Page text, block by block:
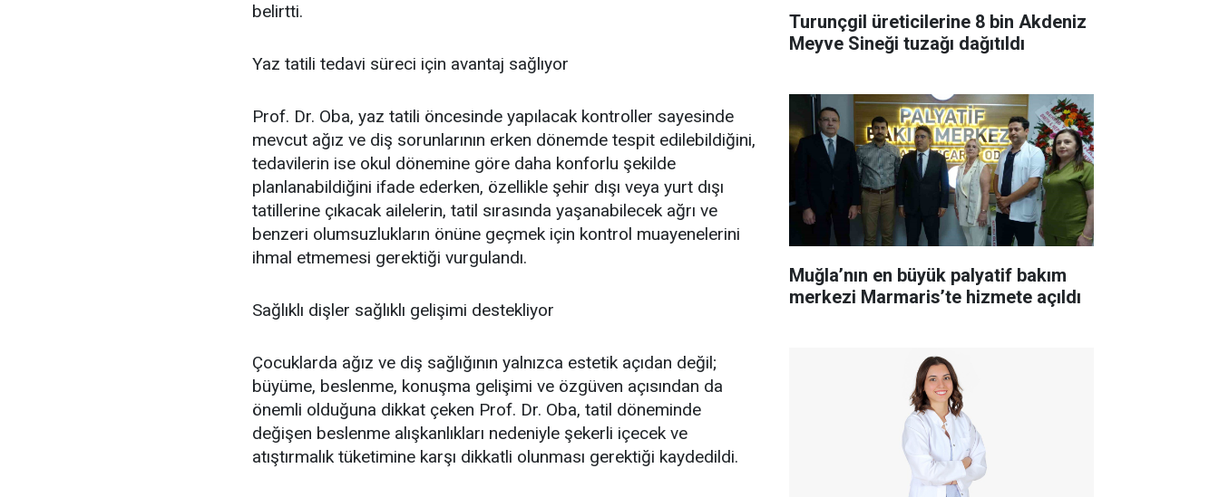
belirtti.
Yaz tatili tedavi süreci için avantaj sağlıyor
Prof. Dr. Oba, yaz tatili öncesinde yapılacak kontroller sayesinde
mevcut ağız ve diş sorunlarının erken dönemde tespit edilebildiğini,
tedavilerin ise okul dönemine göre daha konforlu şekilde
planlanabildiğini ifade ederken, özellikle şehir dışı veya yurt dışı
tatillerine çıkacak ailelerin, tatil sırasında yaşanabilecek ağrı ve
benzeri olumsuzlukların önüne geçmek için kontrol muayenelerini
ihmal etmemesi gerektiği vurgulandı.
Sağlıklı dişler sağlıklı gelişimi destekliyor
Çocuklarda ağız ve diş sağlığının yalnızca estetik açıdan değil;
büyüme, beslenme, konuşma gelişimi ve özgüven açısından da
önemli olduğuna dikkat çeken Prof. Dr. Oba, tatil döneminde
değişen beslenme alışkanlıkları nedeniyle şekerli içecek ve
atıştırmalık tüketimine karşı dikkatli olunması gerektiği kaydedildi.
Turunçgil üreticilerine 8 bin Akdeniz
Meyve Sineği tuzağı dağıtıldı
Muğla’nın en büyük palyatif bakım
merkezi Marmaris’te hizmete açıldı